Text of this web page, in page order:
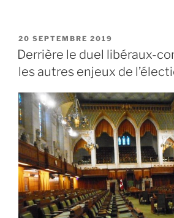
PUBLIÉ
LE
20 SEPTEMBRE 2019
Derrière le duel libéraux-
les autres enjeux de